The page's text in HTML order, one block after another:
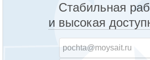
Стабильная
и высокая